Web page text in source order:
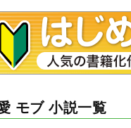
モブ 小説一覧